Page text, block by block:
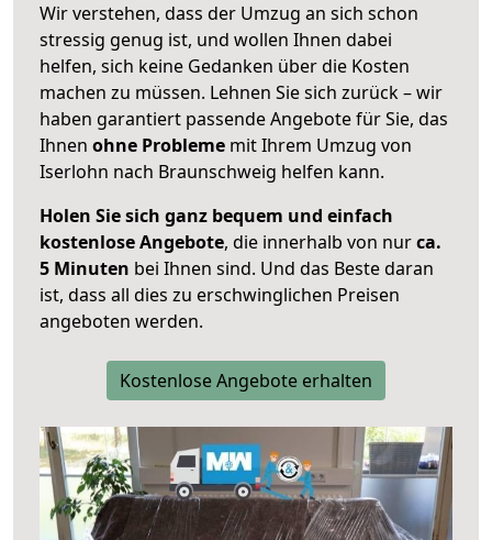
Wir verstehen, dass der Umzug an sich schon
stressig genug ist, und wollen Ihnen dabei
helfen, sich keine Gedanken über die Kosten
machen zu müssen. Lehnen Sie sich zurück – wir
haben garantiert passende Angebote für Sie, das
Ihnen ohne Probleme mit Ihrem Umzug von
Iserlohn nach Braunschweig helfen kann.
Holen Sie sich ganz bequem und einfach
kostenlose Angebote, die innerhalb von nurca.
5 Minuten bei Ihnen sind. Und das Beste daran
ist, dass all dies zu erschwinglichen Preisen
angeboten werden.
Kostenlose Angebote erhalten